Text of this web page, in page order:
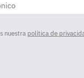
nuestra política de